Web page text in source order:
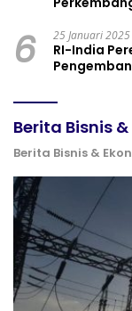
6 25 Januari
RI-India
Berita Bisnis
Berita Bisnis &